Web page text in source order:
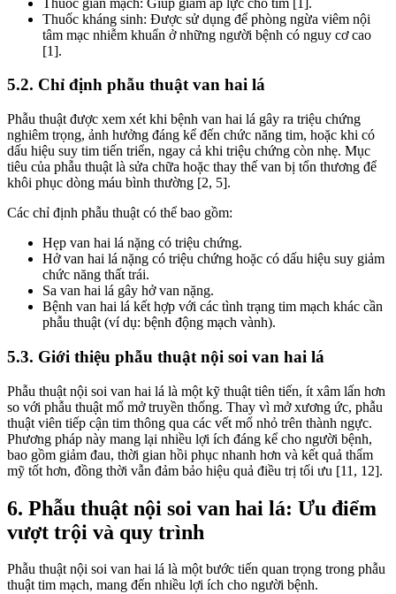
Thuốc kháng sinh: Được sử dụng để phòng ngừa viêm nội
tâm mạc nhiễm khuẩn ở những người bệnh có nguy cơ cao
[1].
5.2. Chỉ định phẫu thuật van hai lá
Phẫu thuật được xem xét khi bệnh van hai lá gây ra triệu chứng
nghiêm trọng, ảnh hưởng đáng kể đến chức năng tim, hoặc khi có
dấu hiệu suy tim tiến triển, ngay cả khi triệu chứng còn nhẹ. Mục
tiêu của phẫu thuật là sửa chữa hoặc thay thế van bị tổn thương để
khôi phục dòng máu bình thường [2, 5].
Các chỉ định phẫu thuật có thể bao gồm:
Hẹp van hai lá nặng có triệu chứng.
Hở van hai lá nặng có triệu chứng hoặc có dấu hiệu suy giảm
chức năng thất trái.
Sa van hai lá gây hở van nặng.
Bệnh van hai lá kết hợp với các tình trạng tim mạch khác cần
phẫu thuật (ví dụ: bệnh động mạch vành).
5.3. Giới thiệu phẫu thuật nội soi van hai lá
Phẫu thuật nội soi van hai lá là một kỹ thuật tiên tiến, ít xâm lấn hơn
so với phẫu thuật mổ mở truyền thống. Thay vì mở xương ức, phẫu
thuật viên tiếp cận tim thông qua các vết mổ nhỏ trên thành ngực.
Phương pháp này mang lại nhiều lợi ích đáng kể cho người bệnh,
bao gồm giảm đau, thời gian hồi phục nhanh hơn và kết quả thẩm
mỹ tốt hơn, đồng thời vẫn đảm bảo hiệu quả điều trị tối ưu [11, 12].
6. Phẫu thuật nội soi van hai lá: Ưu điểm
vượt trội và quy trình
Phẫu thuật nội soi van hai lá là một bước tiến quan trọng trong phẫu
thuật tim mạch, mang đến nhiều lợi ích cho người bệnh.